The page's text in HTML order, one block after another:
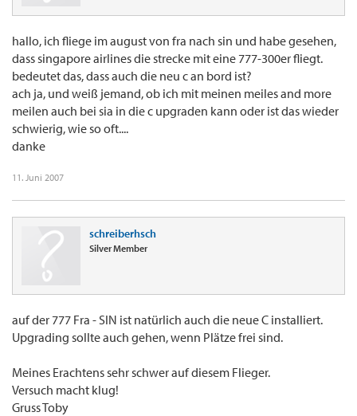
hallo, ich fliege im august von fra nach sin und habe gesehen,
dass singapore airlines die strecke mit eine 777-300er fliegt.
bedeutet das, dass auch die neu c an bord ist?
ach ja, und weiß jemand, ob ich mit meinen meiles and more
meilen auch bei sia in die c upgraden kann oder ist das wieder
schwierig, wie so oft....
danke
11. Juni 2007
schreiberhsch
Silver Member
auf der 777 Fra - SIN ist natürlich auch die neue C installiert.
Upgrading sollte auch gehen, wenn Plätze frei sind.
Meines Erachtens sehr schwer auf diesem Flieger.
Versuch macht klug!
Gruss Toby